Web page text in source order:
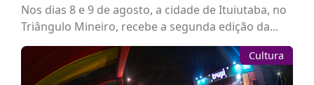
Nos dias 8 e 9 de agosto, a cidade de Ituiutaba, no
Triângulo Mineiro, recebe a segunda edição da...
Cultura